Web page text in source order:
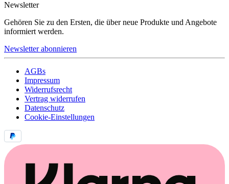
Newsletter
Gehören Sie zu den Ersten, die über neue Produkte und Angebote
informiert werden.
Newsletter abonnieren
AGBs
Impressum
Widerrufsrecht
Vertrag widerrufen
Datenschutz
Cookie-Einstellungen